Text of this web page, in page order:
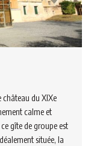
château du XIXe
calme et
gîte de groupe est
située, la